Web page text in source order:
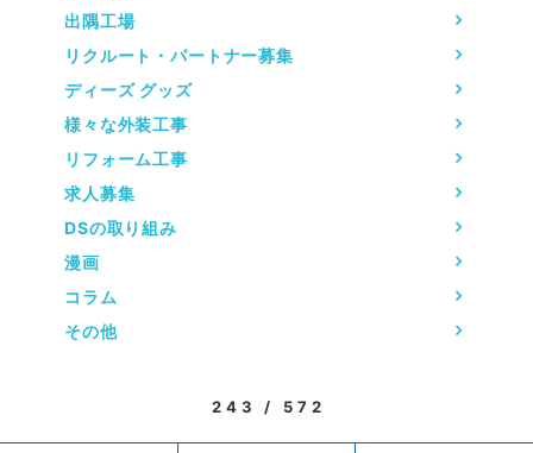
出隅工場
リクルート・パートナー募集
ディーズ グッズ
様々な外装工事
リフォーム工事
求人募集
DSの取り組み
漫画
コラム
その他
243 / 572